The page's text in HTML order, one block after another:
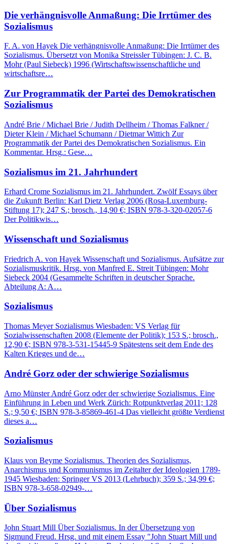
Die verhängnisvolle Anmaßung: Die Irrtümer des
Sozialismus
F. A. von Hayek Die verhängnisvolle Anmaßung: Die Irrtümer des
Sozialismus. Übersetzt von Monika Streissler Tübingen: J. C. B.
Mohr (Paul Siebeck) 1996 (Wirtschaftswissenschaftliche und
wirtschaftsre…
Zur Programmatik der Partei des Demokratischen
Sozialismus
André Brie / Michael Brie / Judith Dellheim / Thomas Falkner /
Dieter Klein / Michael Schumann / Dietmar Wittich Zur
Programmatik der Partei des Demokratischen Sozialismus. Ein
Kommentar. Hrsg.: Gese…
Sozialismus im 21. Jahrhundert
Erhard Crome Sozialismus im 21. Jahrhundert. Zwölf Essays über
die Zukunft Berlin: Karl Dietz Verlag 2006 (Rosa-Luxemburg-
Stiftung 17); 247 S.; brosch., 14,90 €; ISBN 978-3-320-02057-6
Der Politikwis…
Wissenschaft und Sozialismus
Friedrich A. von Hayek Wissenschaft und Sozialismus. Aufsätze zur
Sozialismuskritik. Hrsg. von Manfred E. Streit Tübingen: Mohr
Siebeck 2004 (Gesammelte Schriften in deutscher Sprache.
Abteilung A: A…
Sozialismus
Thomas Meyer Sozialismus Wiesbaden: VS Verlag für
Sozialwissenschaften 2008 (Elemente der Politik); 153 S.; brosch.,
12,90 €; ISBN 978-3-531-15445-9 Spätestens seit dem Ende des
Kalten Krieges und de…
André Gorz oder der schwierige Sozialismus
Arno Münster André Gorz oder der schwierige Sozialismus. Eine
Einführung in Leben und Werk Zürich: Rotpunktverlag 2011; 128
S.; 9,50 €; ISBN 978-3-85869-461-4 Das vielleicht größte Verdienst
dieses a…
Sozialismus
Klaus von Beyme Sozialismus. Theorien des Sozialismus,
Anarchismus und Kommunismus im Zeitalter der Ideologien 1789-
1945 Wiesbaden: Springer VS 2013 (Lehrbuch); 359 S.; 34,99 €;
ISBN 978-3-658-02949-…
Über Sozialismus
John Stuart Mill Über Sozialismus. In der Übersetzung von
Sigmund Freud. Hrsg. und mit einem Essay "John Stuart Mill und